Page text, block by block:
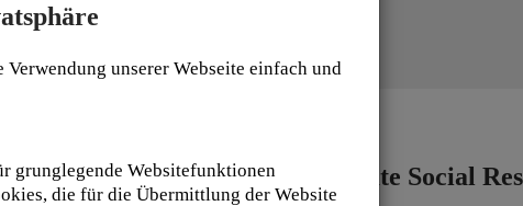
Nachhaltigkeit und Corporate Social
unserer Webseite einfach und
grunglegende Websitefunktionen
die für die Übermittlung der Website